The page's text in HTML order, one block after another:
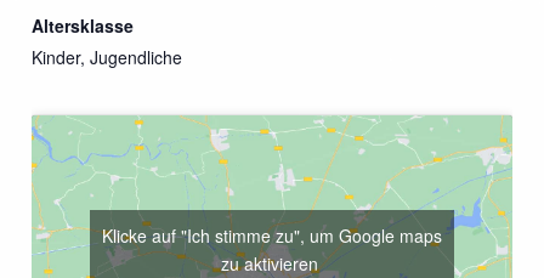
Altersklasse
Kinder, Jugendliche
Klicke auf "Ich stimme zu", um Google maps
zu aktivieren